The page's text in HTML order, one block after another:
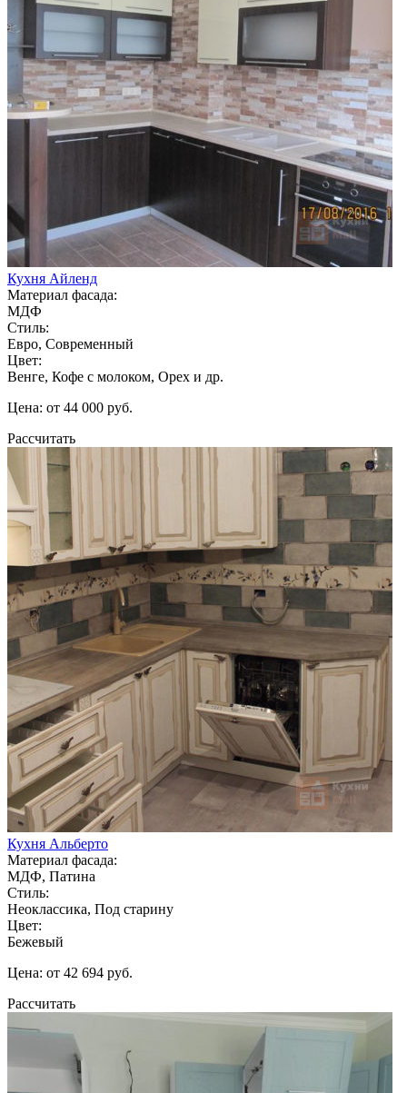
Кухня Айленд
Материал фасада:
МДФ
Стиль:
Евро, Современный
Цвет:
Венге, Кофе с молоком, Орех и др.
Цена: от 44 000 руб.
Рассчитать
Кухня Альберто
Материал фасада:
МДФ, Патина
Стиль:
Неоклассика, Под старину
Цвет:
Бежевый
Цена: от 42 694 руб.
Рассчитать